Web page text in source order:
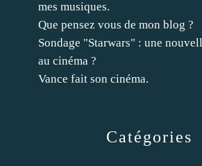
Catégories
mes musiques.
Que pensez vous de mon blog ?
Sondage "Starwars" : une
au cinéma ?
Vance fait son cinéma.